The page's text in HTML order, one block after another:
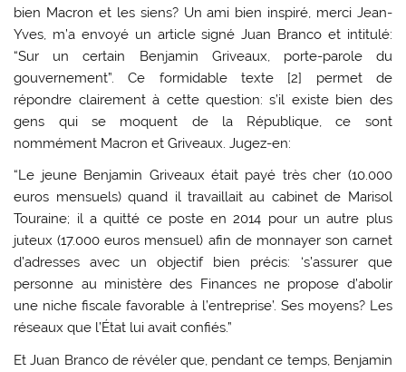
bien Macron et les siens? Un ami bien inspiré, merci Jean-
Yves, m’a envoyé un article signé Juan Branco et intitulé:
“Sur un certain Benjamin Griveaux, porte-parole du
gouvernement”. Ce formidable texte [2] permet de
répondre clairement à cette question: s’il existe bien des
gens qui se moquent de la République, ce sont
nommément Macron et Griveaux. Jugez-en:
“Le jeune Benjamin Griveaux était payé très cher (10.000
euros mensuels) quand il travaillait au cabinet de Marisol
Touraine; il a quitté ce poste en 2014 pour un autre plus
juteux (17.000 euros mensuel) afin de monnayer son carnet
d’adresses avec un objectif bien précis: ‘s’assurer que
personne au ministère des Finances ne propose d’abolir
une niche fiscale favorable à l’entreprise’. Ses moyens? Les
réseaux que l’État lui avait confiés.”
Et Juan Branco de révéler que, pendant ce temps, Benjamin